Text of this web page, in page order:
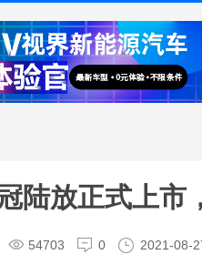
陆放正式上市
54703 0 2021-08-